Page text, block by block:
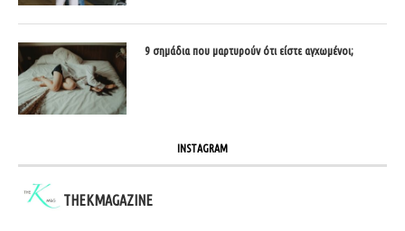
9 σημάδια που μαρτυρούν ότι είστε αγχωμένοι;
INSTAGRAM
THEKMAGAZINE